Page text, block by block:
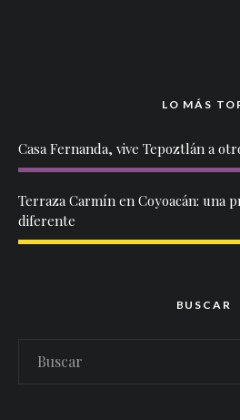
LO MÁS
Casa Fernanda, vive Tepoztlán a
Terraza Carmín en Coyoacán: una
diferente
BUSCAR